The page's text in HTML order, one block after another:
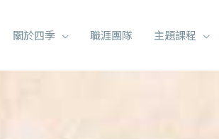
關於四季 職涯團隊 主題課程